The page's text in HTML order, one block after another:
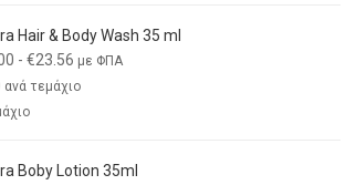
Hair & Body Wash 35 ml
- €23.56 με ΦΠΑ
ανά τεμάχιο
Boby Lotion 35ml